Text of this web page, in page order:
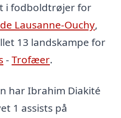
i fodboldtrøjer for
Lausanne-Ouchy,
13 landskampe for
- Trofæer.
har Ibrahim Diakité
1 assists på